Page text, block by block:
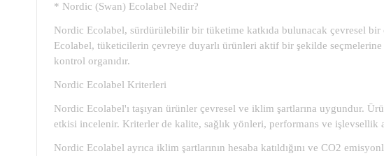
* Nordic (Swan) Ecolabel Nedir?
Nordic Ecolabel, sürdürülebilir bir tüketime katkıda bulunacak çevresel
Ecolabel, tüketicilerin çevreye duyarlı ürünleri aktif bir şekilde
kontrol organıdır.
Nordic Ecolabel Kriterleri
Nordic Ecolabel'ı taşıyan ürünler çevresel ve iklim şartlarına uygundur.
etkisi incelenir. Kriterler de kalite, sağlık yönleri, performans ve işlevsellik
Nordic Ecolabel ayrıca iklim şartlarının hesaba katıldığını ve CO2